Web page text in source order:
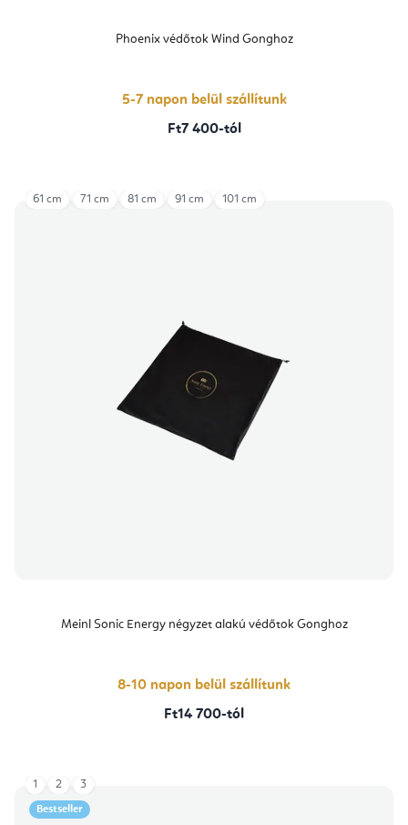
Phoenix védőtok Wind Gonghoz
5-7 napon belül szállítunk
Ft7 400-tól
Meinl Sonic Energy négyzet alakú védőtok Gonghoz
8-10 napon belül szállítunk
Ft14 700-tól
61 cm 71 cm 81 cm 91 cm 101 cm
Bestseller
1 2 3